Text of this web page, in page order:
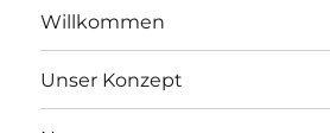
Willkommen
Unser Konzept